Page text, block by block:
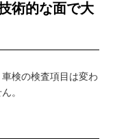
術的な面で大
検の検査項目は変わ
。